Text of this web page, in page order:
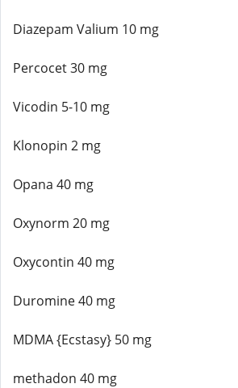
Diazepam Valium 10 mg
Percocet 30 mg
Vicodin 5-10 mg
Klonopin 2 mg
Opana 40 mg
Oxynorm 20 mg
Oxycontin 40 mg
Duromine 40 mg
MDMA {Ecstasy} 50 mg
methadon 40 mg